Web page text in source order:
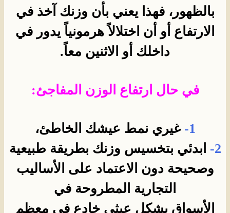
بالظهور، فهذا يعني بأن وزنك آخذ في
الارتفاع أو أن اختلالاً هرمونياً يدور في
داخلك أو الاثنين معاً.
في حال ارتفاع الوزن المفاجئ:
1-
غيري نمط عيشك الخاطئ،
2-
ابدئي بتخسيس وزنك بطريقة طبيعية
وصحيحة دون الاعتماد على الأساليب
التجارية المطروحة في
الأسواق بشكل عبثي خادع في معظم